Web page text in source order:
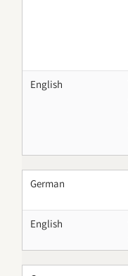
English
German
English